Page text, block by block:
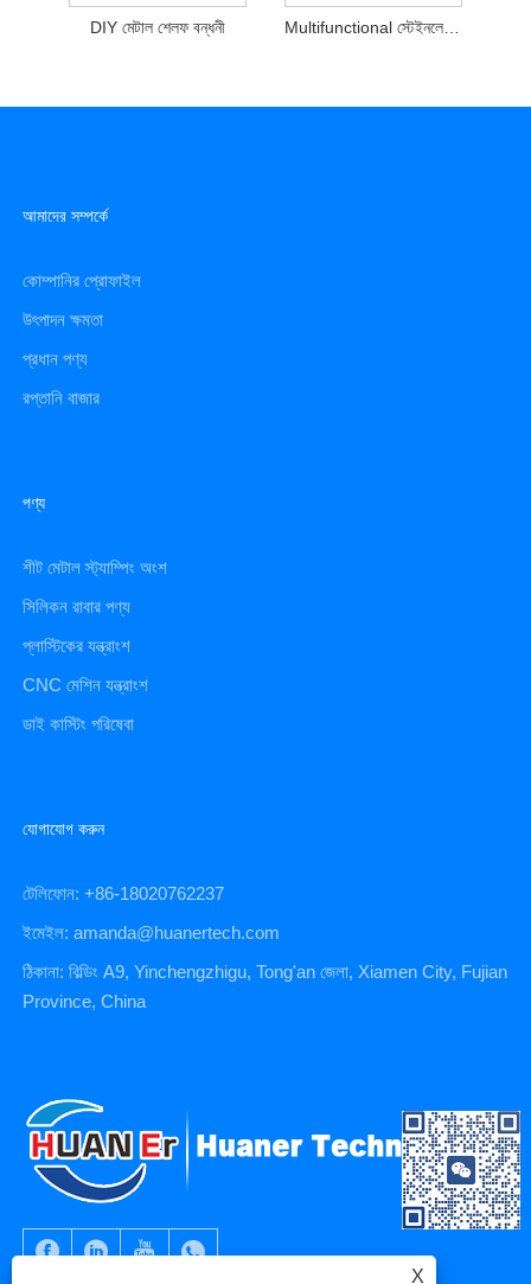
DIY মেটাল শেলফ বন্ধনী Multifunctional স্টেইনলেস স্টীল মুদ্রাঙ্কন অংশ বন্ধনী
আমাদের সম্পর্কে
কোম্পানির প্রোফাইল
উৎপাদন ক্ষমতা
প্রধান পণ্য
রপ্তানি বাজার
পণ্য
শীট মেটাল স্ট্যাম্পিং অংশ
সিলিকন রাবার পণ্য
প্লাস্টিকের যন্ত্রাংশ
CNC মেশিন যন্ত্রাংশ
ডাই কাস্টিং পরিষেবা
যোগাযোগ করুন
টেলিফোন: +86-18020762237
ইমেইল: amanda@huanertech.com
ঠিকানা: বিল্ডিং A9, Yinchengzhigu, Tong'an জেলা, Xiamen City, Fujian
Province, China
X